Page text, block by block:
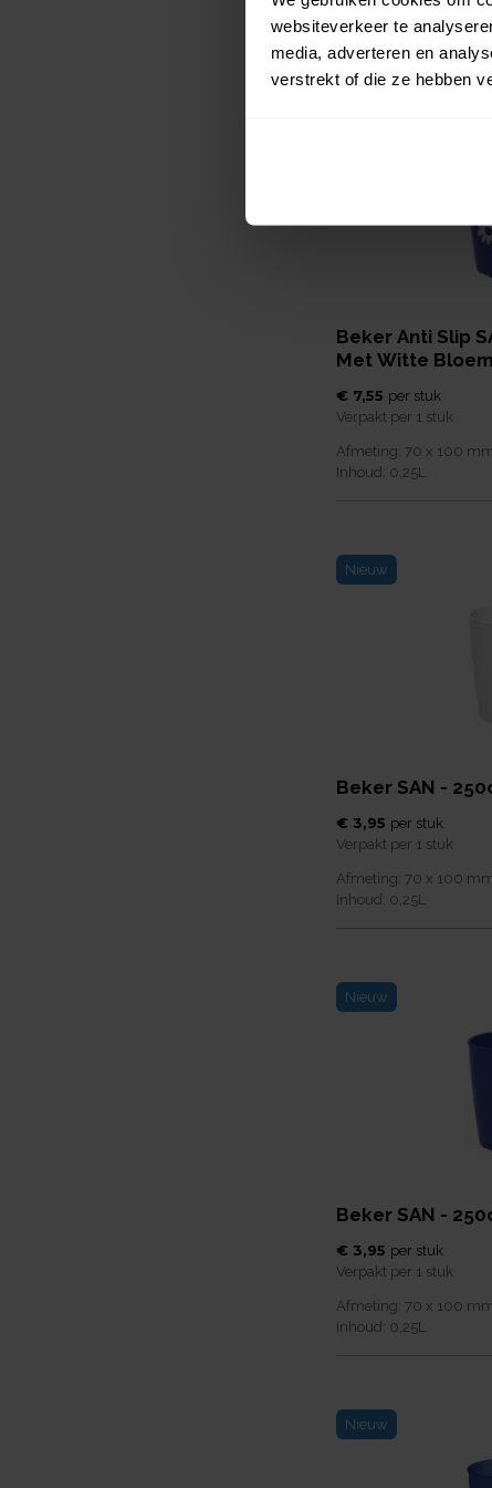
websiteverkeer te
media, adverteren en
verstrekt of die ze hebben
Inhoud: 0,25L
Beker Anti Slip
Met Witte Bloem
€ 7,55 per stuk
Verpakt per 1 stuk
Afmeting: 70 x 100
Inhoud: 0,25L
Nieuw
Beker SAN -
€ 3,95 per stuk
Verpakt per 1 stuk
Afmeting: 70 x 100
Inhoud: 0,25L
Nieuw
Beker SAN -
€ 3,95 per stuk
Verpakt per 1 stuk
Afmeting: 70 x 100
Inhoud: 0,25L
Nieuw